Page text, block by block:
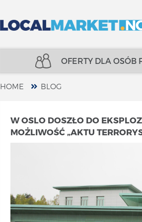
OFERTY DLA OSÓB
KREDYTY
FINANSE
SPECJALIŚCI
FINANSE
TELECOM
USŁUGI
HOME BLOG
W OSLO DOSZŁO DO
MOŻLIWOŚĆ „AKTU